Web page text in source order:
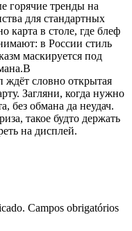
горячие тренды на
для стандартных
карта в столе, где блеф
в России стиль
маскируется под
ждёт словно открытая
Загляни, когда нужно
без обмана да неудач.
такое будто держать
на дисплей.
Campos obrigatórios